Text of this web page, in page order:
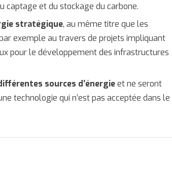
captage et du stockage du carbone.
stratégique, au même titre que les
exemple au travers de projets impliquant
pour le développement des infrastructures
sources d’énergieet ne seront
technologie qui n’est pas acceptée dans le